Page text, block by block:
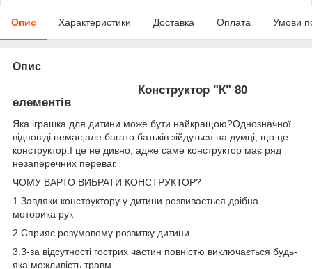
Опис Характеристики Доставка Оплата Умови
Опис
Конструктор "К" 80
елементів
Яка іграшка для дитини може бути найкращою?Однозначної
відповіді немає,але багато батьків зійдуться на думці, що це
конструктор.І це не дивно, адже саме конструктор має ряд
незаперечних переваг.
ЧОМУ ВАРТО ВИБРАТИ КОНСТРУКТОР?
1.Завдяки конструктору у дитини розвивається дрібна
моторика рук
2.Сприяє розумовому розвитку дитини
3.З-за відсутності гострих частин повністю виключається будь-
яка можливість травм